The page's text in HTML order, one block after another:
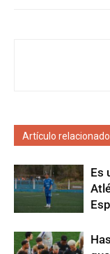
Artículo
Es